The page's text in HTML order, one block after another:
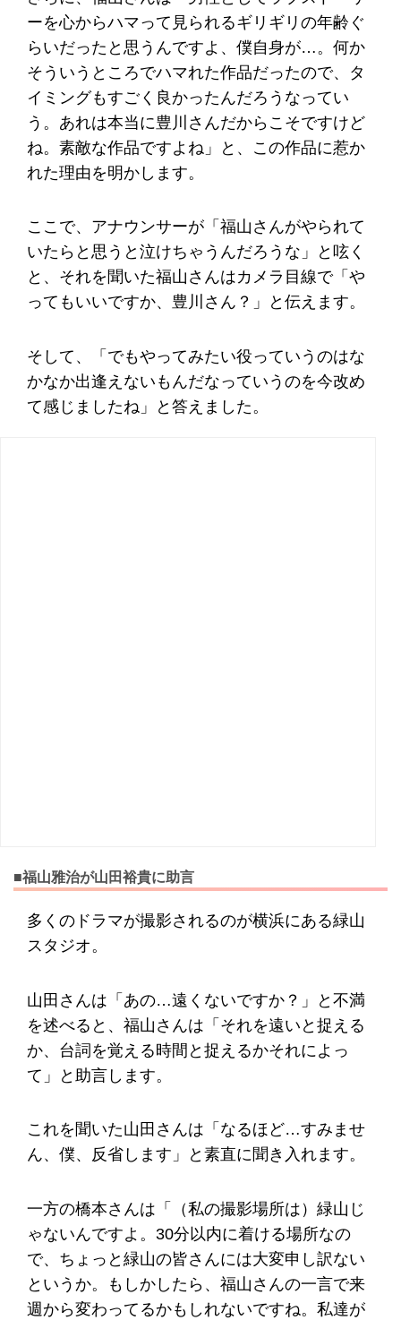
ーを心からハマって見られるギリギリの年齢ぐ
らいだったと思うんですよ、僕自身が…。何か
そういうところでハマれた作品だったので、タ
イミングもすごく良かったんだろうなってい
う。あれは本当に豊川さんだからこそですけど
ね。素敵な作品ですよね」と、この作品に惹か
れた理由を明かします。
ここで、アナウンサーが「福山さんがやられて
いたらと思うと泣けちゃうんだろうな」と呟く
と、それを聞いた福山さんはカメラ目線で「や
ってもいいですか、豊川さん？」と伝えます。
そして、「でもやってみたい役っていうのはな
かなか出逢えないもんだなっていうのを今改め
て感じましたね」と答えました。
■福山雅治が山田裕貴に助言
多くのドラマが撮影されるのが横浜にある緑山
スタジオ。
山田さんは「あの…遠くないですか？」と不満
を述べると、福山さんは「それを遠いと捉える
か、台詞を覚える時間と捉えるかそれによっ
て」と助言します。
これを聞いた山田さんは「なるほど…すみませ
ん、僕、反省します」と素直に聞き入れます。
一方の橋本さんは「（私の撮影場所は）緑山じ
ゃないんですよ。30分以内に着ける場所なの
で、ちょっと緑山の皆さんには大変申し訳ない
というか。もしかしたら、福山さんの一言で来
週から変わってるかもしれないですね。私達が